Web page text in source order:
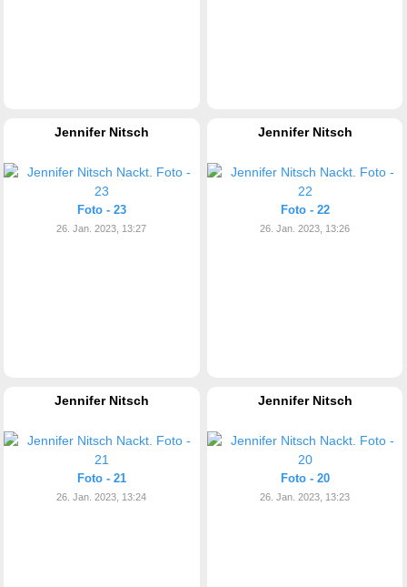
Jennifer Nitsch
Foto - 23
26. Jan. 2023, 13:27
Jennifer Nitsch
Foto - 22
26. Jan. 2023, 13:26
Jennifer Nitsch
Foto - 21
26. Jan. 2023, 13:24
Jennifer Nitsch
Foto - 20
26. Jan. 2023, 13:23